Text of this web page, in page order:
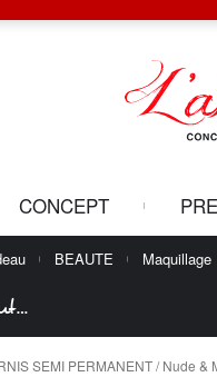
CONCEPT
BEAUTE Maquillage
SEMI PERMANENT/Nude &